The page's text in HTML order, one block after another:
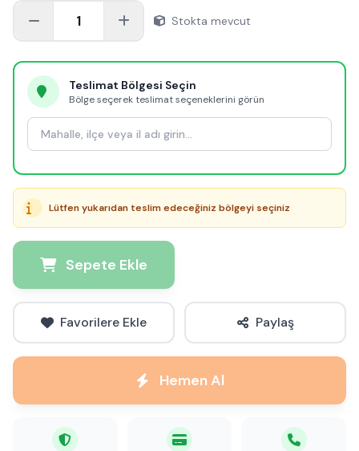
1 Stokta mevcut
Teslimat Bölgesi Seçin
Bölge seçerek teslimat seçeneklerini görün
Lütfen yukarıdan teslim edeceğiniz bölgeyi seçiniz
Sepete Ekle
Favorilere Ekle Paylaş
Hemen Al